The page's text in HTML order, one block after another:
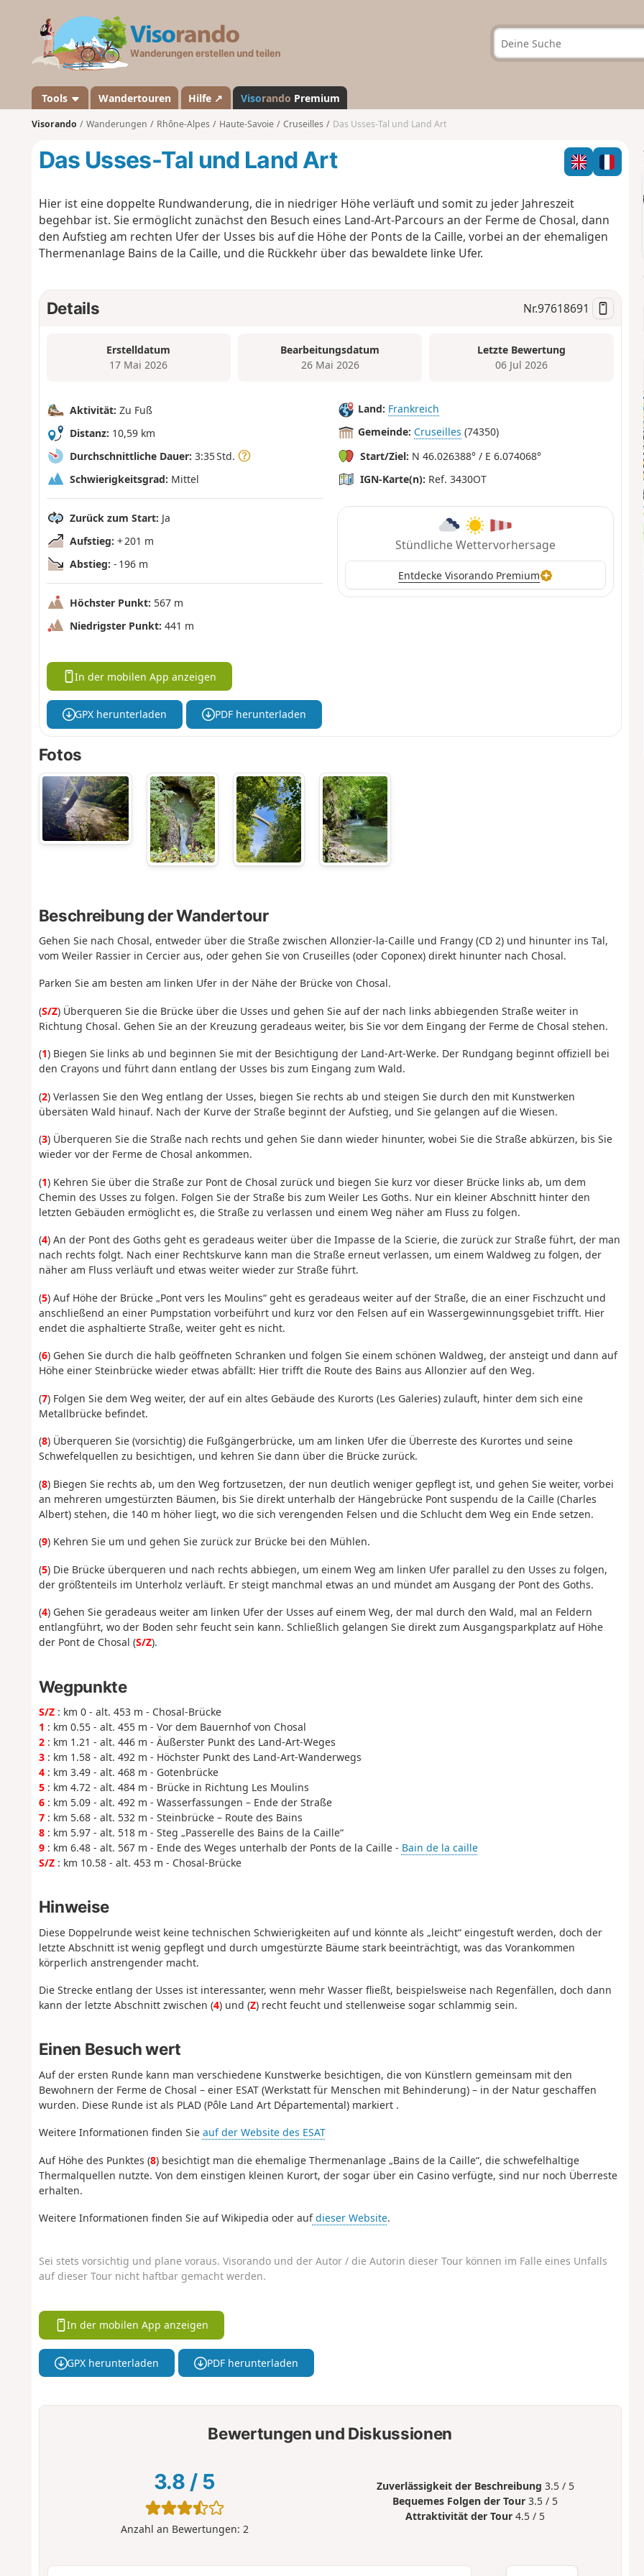
a
n
d
Tools Wandertouren Hilfe ↗ Visorando Premium
Visorando Wanderungen Rhône-Alpes Haute-Savoie Cruseilles Das Usses-Tal und Land Art
Das Usses-Tal und Land Art
Hier ist eine doppelte Rundwanderung, die in niedriger Höhe verläuft und somit zu jeder Jahreszeit
begehbar ist. Sie ermöglicht zunächst den Besuch eines Land-Art-Parcours an der Ferme de Chosal, dann
den Aufstieg am rechten Ufer der Usses bis auf die Höhe der Ponts de la Caille, vorbei an der ehemaligen
Thermenanlage Bains de la Caille, und die Rückkehr über das bewaldete linke Ufer.
Details Nr.97618691
Erstelldatum
17 Mai 2026
Bearbeitungsdatum
26 Mai 2026
Letzte Bewertung
06 Jul 2026
Aktivität: Zu Fuß
Distanz: 10,59 km
Durchschnittliche Dauer: 3:35 Std.
Schwierigkeitsgrad: Mittel
Zurück zum Start: Ja
Aufstieg: + 201 m
Abstieg: - 196 m
Höchster Punkt: 567 m
Niedrigster Punkt: 441 m
Land: Frankreich
Gemeinde: Cruseilles (74350)
Start/Ziel: N 46.026388° / E 6.074068°
IGN-Karte(n): Ref. 3430OT
Stündliche Wettervorhersage
Entdecke Visorando Premium
In der mobilen App anzeigen
GPX herunterladen PDF herunterladen
Fotos
Beschreibung der Wandertour
Gehen Sie nach Chosal, entweder über die Straße zwischen Allonzier-la-Caille und Frangy (CD 2) und hinunter ins Tal,
vom Weiler Rassier in Cercier aus, oder gehen Sie von Cruseilles (oder Coponex) direkt hinunter nach Chosal.
Parken Sie am besten am linken Ufer in der Nähe der Brücke von Chosal.
(S/Z) Überqueren Sie die Brücke über die Usses und gehen Sie auf der nach links abbiegenden Straße weiter in
Richtung Chosal. Gehen Sie an der Kreuzung geradeaus weiter, bis Sie vor dem Eingang der Ferme de Chosal stehen.
(1) Biegen Sie links ab und beginnen Sie mit der Besichtigung der Land-Art-Werke. Der Rundgang beginnt offiziell bei
den Crayons und führt dann entlang der Usses bis zum Eingang zum Wald.
(2) Verlassen Sie den Weg entlang der Usses, biegen Sie rechts ab und steigen Sie durch den mit Kunstwerken
übersäten Wald hinauf. Nach der Kurve der Straße beginnt der Aufstieg, und Sie gelangen auf die Wiesen.
(3) Überqueren Sie die Straße nach rechts und gehen Sie dann wieder hinunter, wobei Sie die Straße abkürzen, bis Sie
wieder vor der Ferme de Chosal ankommen.
(1) Kehren Sie über die Straße zur Pont de Chosal zurück und biegen Sie kurz vor dieser Brücke links ab, um dem
Chemin des Usses zu folgen. Folgen Sie der Straße bis zum Weiler Les Goths. Nur ein kleiner Abschnitt hinter den
letzten Gebäuden ermöglicht es, die Straße zu verlassen und einem Weg näher am Fluss zu folgen.
(4) An der Pont des Goths geht es geradeaus weiter über die Impasse de la Scierie, die zurück zur Straße führt, der man
nach rechts folgt. Nach einer Rechtskurve kann man die Straße erneut verlassen, um einem Waldweg zu folgen, der
näher am Fluss verläuft und etwas weiter wieder zur Straße führt.
(5) Auf Höhe der Brücke „Pont vers les Moulins“ geht es geradeaus weiter auf der Straße, die an einer Fischzucht und
anschließend an einer Pumpstation vorbeiführt und kurz vor den Felsen auf ein Wassergewinnungsgebiet trifft. Hier
endet die asphaltierte Straße, weiter geht es nicht.
(6) Gehen Sie durch die halb geöffneten Schranken und folgen Sie einem schönen Waldweg, der ansteigt und dann auf
Höhe einer Steinbrücke wieder etwas abfällt: Hier trifft die Route des Bains aus Allonzier auf den Weg.
(7) Folgen Sie dem Weg weiter, der auf ein altes Gebäude des Kurorts (Les Galeries) zulauft, hinter dem sich eine
Metallbrücke befindet.
(8) Überqueren Sie (vorsichtig) die Fußgängerbrücke, um am linken Ufer die Überreste des Kurortes und seine
Schwefelquellen zu besichtigen, und kehren Sie dann über die Brücke zurück.
(8) Biegen Sie rechts ab, um den Weg fortzusetzen, der nun deutlich weniger gepflegt ist, und gehen Sie weiter, vorbei
an mehreren umgestürzten Bäumen, bis Sie direkt unterhalb der Hängebrücke Pont suspendu de la Caille (Charles
Albert) stehen, die 140 m höher liegt, wo die sich verengenden Felsen und die Schlucht dem Weg ein Ende setzen.
(9) Kehren Sie um und gehen Sie zurück zur Brücke bei den Mühlen.
(5) Die Brücke überqueren und nach rechts abbiegen, um einem Weg am linken Ufer parallel zu den Usses zu folgen,
der größtenteils im Unterholz verläuft. Er steigt manchmal etwas an und mündet am Ausgang der Pont des Goths.
(4) Gehen Sie geradeaus weiter am linken Ufer der Usses auf einem Weg, der mal durch den Wald, mal an Feldern
entlangführt, wo der Boden sehr feucht sein kann. Schließlich gelangen Sie direkt zum Ausgangsparkplatz auf Höhe
der Pont de Chosal (S/Z).
Wegpunkte
S/Z: km 0 - alt. 453 m - Chosal-Brücke
1 : km 0.55 - alt. 455 m - Vor dem Bauernhof von Chosal
2: km 1.21 - alt. 446 m - Äußerster Punkt des Land-Art-Weges
3: km 1.58 - alt. 492 m - Höchster Punkt des Land-Art-Wanderwegs
4: km 3.49 - alt. 468 m - Gotenbrücke
5: km 4.72 - alt. 484 m - Brücke in Richtung Les Moulins
6: km 5.09 - alt. 492 m - Wasserfassungen – Ende der Straße
7: km 5.68 - alt. 532 m - Steinbrücke – Route des Bains
8: km 5.97 - alt. 518 m - Steg „Passerelle des Bains de la Caille“
9: km 6.48 - alt. 567 m - Ende des Weges unterhalb der Ponts de la Caille - Bain de la caille
S/Z: km 10.58 - alt. 453 m - Chosal-Brücke
Hinweise
Diese Doppelrunde weist keine technischen Schwierigkeiten auf und könnte als „leicht“ eingestuft werden, doch der
letzte Abschnitt ist wenig gepflegt und durch umgestürzte Bäume stark beeinträchtigt, was das Vorankommen
körperlich anstrengender macht.
Die Strecke entlang der Usses ist interessanter, wenn mehr Wasser fließt, beispielsweise nach Regenfällen, doch dann
kann der letzte Abschnitt zwischen (4) und (Z) recht feucht und stellenweise sogar schlammig sein.
Einen Besuch wert
Auf der ersten Runde kann man verschiedene Kunstwerke besichtigen, die von Künstlern gemeinsam mit den
Bewohnern der Ferme de Chosal – einer ESAT (Werkstatt für Menschen mit Behinderung) – in der Natur geschaffen
wurden. Diese Runde ist als PLAD (Pôle Land Art Départemental) markiert .
Weitere Informationen finden Sie auf der Website des ESAT
Auf Höhe des Punktes (8) besichtigt man die ehemalige Thermenanlage „Bains de la Caille“, die schwefelhaltige
Thermalquellen nutzte. Von dem einstigen kleinen Kurort, der sogar über ein Casino verfügte, sind nur noch Überreste
erhalten.
Weitere Informationen finden Sie auf Wikipedia oder aufdieser Website.
Sei stets vorsichtig und plane voraus. Visorando und der Autor / die Autorin dieser Tour können im Falle eines Unfalls
auf dieser Tour nicht haftbar gemacht werden.
In der mobilen App anzeigen
GPX herunterladen PDF herunterladen
Bewertungen und Diskussionen
3.8 / 5
Anzahl an Bewertungen: 2
Zuverlässigkeit der Beschreibung 3.5 / 5
Bequemes Folgen der Tour 3.5 / 5
Attraktivität der Tour 4.5 / 5